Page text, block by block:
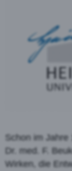
Schon im
Dr. med. F.
Wirken, die